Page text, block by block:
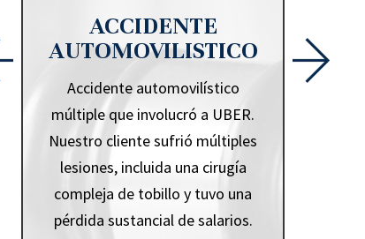
ACCIDENTE
AUTOMOVILISTICO
Accidente automovilístico
múltiple que involucró a UBER.
Nuestro cliente sufrió múltiples
lesiones, incluida una cirugía
compleja de tobillo y tuvo una
pérdida sustancial de salarios.